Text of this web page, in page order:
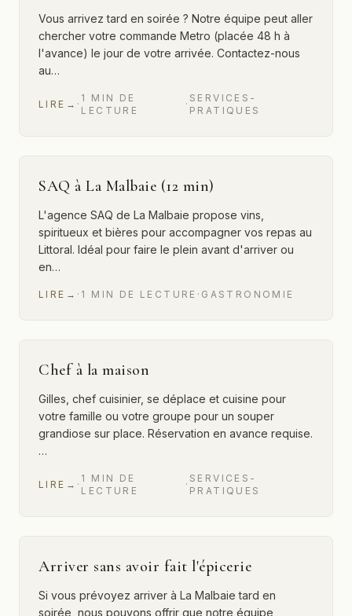
Vous arrivez tard en soirée ? Notre équipe peut aller
chercher votre commande Metro (placée 48 h à
l'avance) le jour de votre arrivée. Contactez-nous
au…
LIRE → ·
1 MIN DE
LECTURE
·
SERVICES-
PRATIQUES
SAQ à La Malbaie (12 min)
L'agence SAQ de La Malbaie propose vins,
spiritueux et bières pour accompagner vos repas au
Littoral. Idéal pour faire le plein avant d'arriver ou
en…
LIRE → · 1 MIN DE LECTURE · GASTRONOMIE
Chef à la maison
Gilles, chef cuisinier, se déplace et cuisine pour
votre famille ou votre groupe pour un souper
grandiose sur place. Réservation en avance requise.
…
LIRE → ·
1 MIN DE
LECTURE
·
SERVICES-
PRATIQUES
Arriver sans avoir fait l'épicerie
Si vous prévoyez arriver à La Malbaie tard en
soirée, nous pouvons offrir que notre équipe